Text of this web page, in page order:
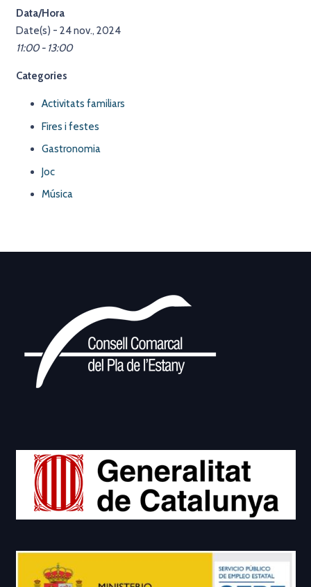
Data/Hora
Date(s) - 24 nov., 2024
11:00 - 13:00
Categories
Activitats familiars
Fires i festes
Gastronomia
Joc
Música